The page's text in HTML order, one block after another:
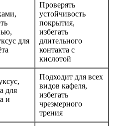
для
Проверять
устойчивость
покрытия,
избегать
длительного
контакта с
кислотой
для
и
Подходит для всех
видов кафеля,
избегать
чрезмерного
трения